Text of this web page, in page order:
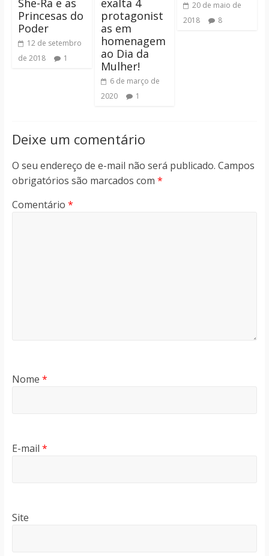
She-Ra e as
Princesas do
Poder
12 de setembro
de 2018
1
exalta 4
protagonist
as em
homenagem
ao Dia da
Mulher!
6 de março de
2020
1
20 de maio de
2018
8
Deixe um comentário
O seu endereço de e-mail não será publicado. Campos
obrigatórios são marcados com *
Comentário *
Nome *
E-mail *
Site